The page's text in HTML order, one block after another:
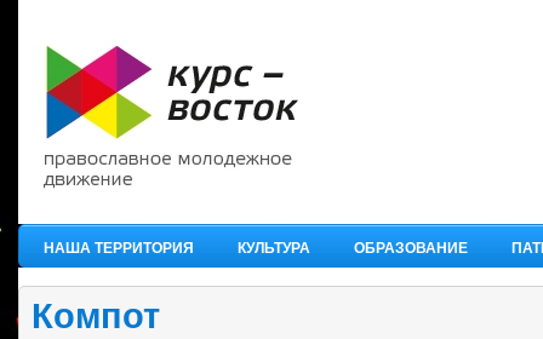
НАША ТЕРРИТОРИЯ КУЛЬТУРА ОБРАЗОВАНИЕ
Компот